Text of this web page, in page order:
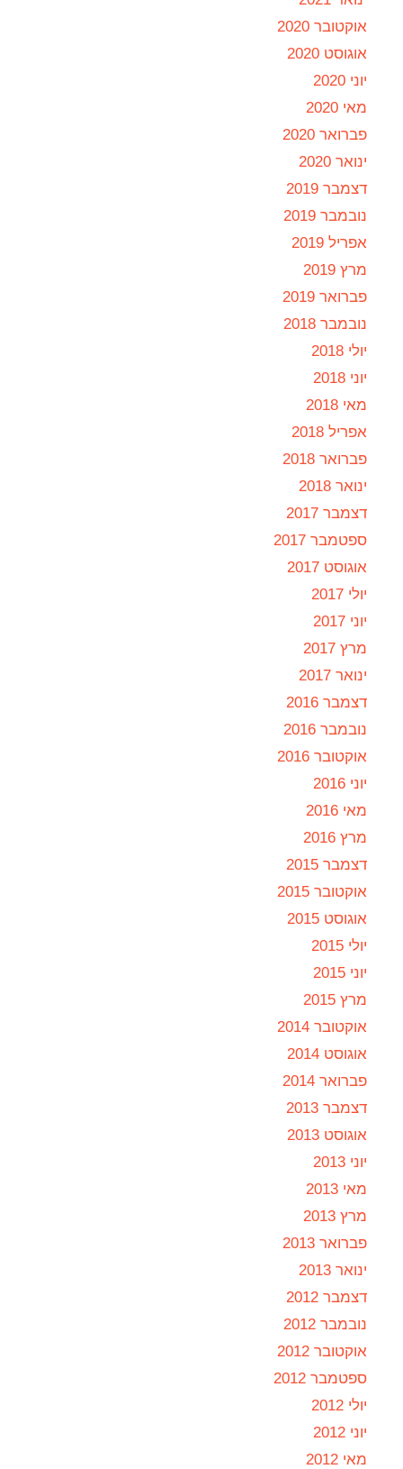
אוקטובר 2020
אוגוסט 2020
יוני 2020
מאי 2020
פברואר 2020
ינואר 2020
דצמבר 2019
נובמבר 2019
אפריל 2019
מרץ 2019
פברואר 2019
נובמבר 2018
יולי 2018
יוני 2018
מאי 2018
אפריל 2018
פברואר 2018
ינואר 2018
דצמבר 2017
ספטמבר 2017
אוגוסט 2017
יולי 2017
יוני 2017
מרץ 2017
ינואר 2017
דצמבר 2016
נובמבר 2016
אוקטובר 2016
יוני 2016
מאי 2016
מרץ 2016
דצמבר 2015
אוקטובר 2015
אוגוסט 2015
יולי 2015
יוני 2015
מרץ 2015
אוקטובר 2014
אוגוסט 2014
פברואר 2014
דצמבר 2013
אוגוסט 2013
יוני 2013
מאי 2013
מרץ 2013
פברואר 2013
ינואר 2013
דצמבר 2012
נובמבר 2012
אוקטובר 2012
ספטמבר 2012
יולי 2012
יוני 2012
מאי 2012